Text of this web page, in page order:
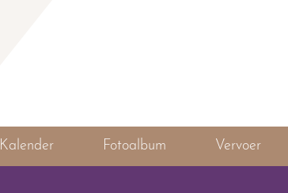
Kalender Fotoalbum Vervoer